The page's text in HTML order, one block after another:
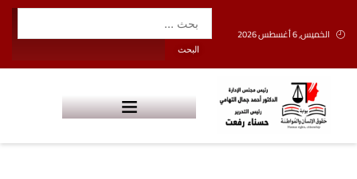
الخميس, 6 أغسطس 2026